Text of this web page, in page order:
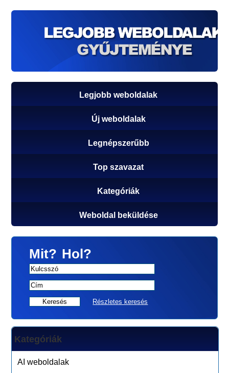
Legjobb weboldalak
Új weboldalak
Legnépszerűbb
Top szavazat
Kategóriák
Weboldal beküldése
Mit? Hol?
Részletes keresés
Kategóriák
AI weboldalak